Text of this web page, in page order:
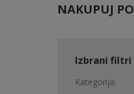
NAKUPUJ PO
Izbrani filtri
Kategorija